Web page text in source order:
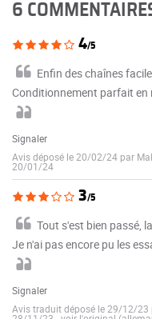
6
4/5
Enfin des chaînes
Conditionnement parfait en
Signaler
Avis déposé le 20/02/24 par
20/01/24
3/5
Tout s'est bien passé,
Je n'ai pas encore pu les
Signaler
Avis traduit déposé le 29/12/23